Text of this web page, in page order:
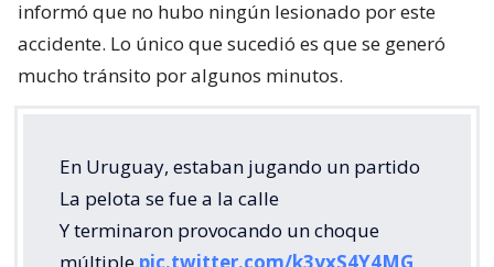
informó que no hubo ningún lesionado por este
accidente. Lo único que sucedió es que se generó
mucho tránsito por algunos minutos.
En Uruguay, estaban jugando un partido
La pelota se fue a la calle
Y terminaron provocando un choque